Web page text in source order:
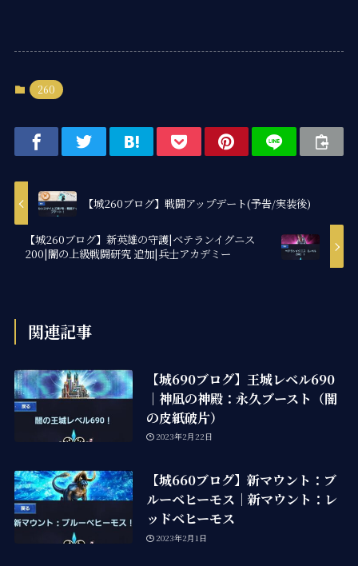
260
【城260ブログ】戦闘アップデート(予告/実装後)
【城260ブログ】新英雄の守護|ベテランイグニス
200|闇の上級戦闘研究 追加|兵士アカデミー
関連記事
【城690ブログ】王城レベル690
｜神凪の神殿：永久ブースト（闇
の皮紙破片）
2023年2月22日
【城660ブログ】新マウント：ブ
ルーベヒーモス｜新マウント：レ
ッドベヒーモス
2023年2月1日